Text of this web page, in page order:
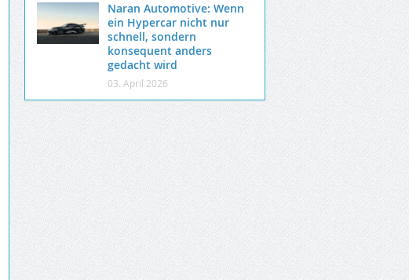
Naran Automotive: Wenn
ein Hypercar nicht nur
schnell, sondern
konsequent anders
gedacht wird
03. April 2026